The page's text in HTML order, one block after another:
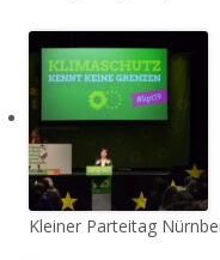
Kleiner Parteitag